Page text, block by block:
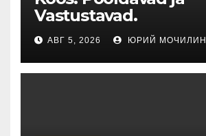
Vastustavad.
АВГ 5, 2026 ЮРИЙ МОЧИЛИН